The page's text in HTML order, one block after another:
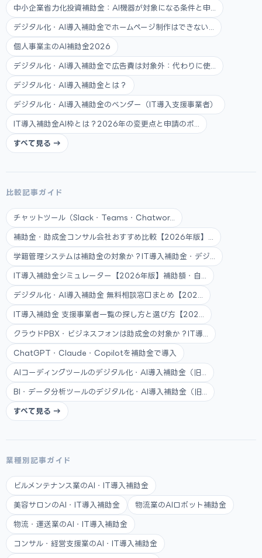
中小企業省力化投資補助金：AI機器が対象になる条件と申...
デジタル化・AI導入補助金でホームページ制作はできない...
個人事業主のAI補助金2026
デジタル化・AI導入補助金で広告費は対象外：代わりに使...
デジタル化・AI導入補助金とは？
デジタル化・AI導入補助金のベンダー（IT導入支援事業者）
IT導入補助金AI枠とは？2026年の変更点と申請のポ...
すべて見る →
比較記事ガイド
チャットツール（Slack・Teams・Chatwor...
補助金・助成金コンサル会社おすすめ比較【2026年版】...
学籍管理システムは補助金の対象か？IT導入補助金・デジ...
IT導入補助金シミュレーター【2026年版】補助額・自...
デジタル化・AI導入補助金 無料相談窓口まとめ【202...
IT導入補助金 支援事業者一覧の探し方と選び方【202...
クラウドPBX・ビジネスフォンは助成金の対象か？IT導...
ChatGPT・Claude・Copilotを補助金で導入
AIコーディングツールのデジタル化・AI導入補助金（旧...
BI・データ分析ツールのデジタル化・AI導入補助金（旧...
すべて見る →
業種別記事ガイド
ビルメンテナンス業のAI・IT導入補助金
美容サロンのAI・IT導入補助金 物流業のAIロボット補助金
物流・運送業のAI・IT導入補助金
コンサル・経営支援業のAI・IT導入補助金